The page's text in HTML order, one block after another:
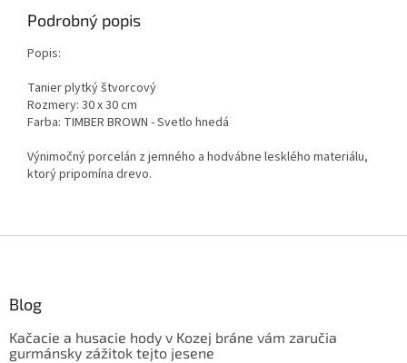
Podrobný popis
Popis:
Tanier plytký štvorcový
Rozmery: 30 x 30 cm
Farba: TIMBER BROWN - Svetlo hnedá
Výnimočný porcelán z jemného a hodvábne lesklého materiálu,
ktorý pripomína drevo.
Blog
Kačacie a husacie hody v Kozej bráne vám zaručia
gurmánsky zážitok tejto jesene